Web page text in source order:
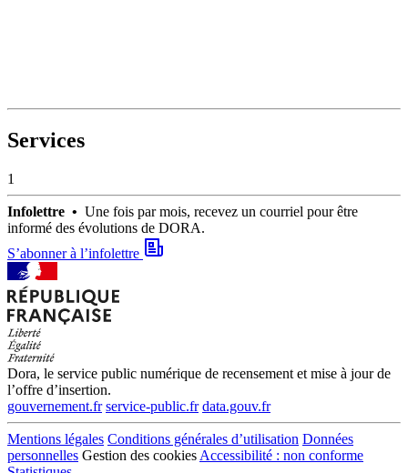
Services
1
Infolettre • Une fois par mois, recevez un courriel pour être
informé des évolutions de DORA.
S’abonner à l’infolettre
Dora, le service public numérique de recensement et mise à jour de
l’offre d’insertion.
gouvernement.fr service-public.fr data.gouv.fr
Mentions légales Conditions générales d’utilisation Données
personnelles Gestion des cookies Accessibilité : non conforme